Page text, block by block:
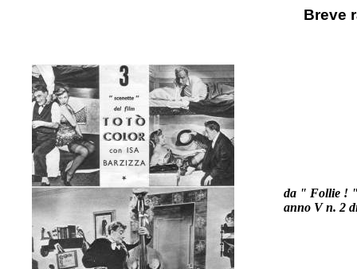
Breve
da " Follie !
anno V n. 2